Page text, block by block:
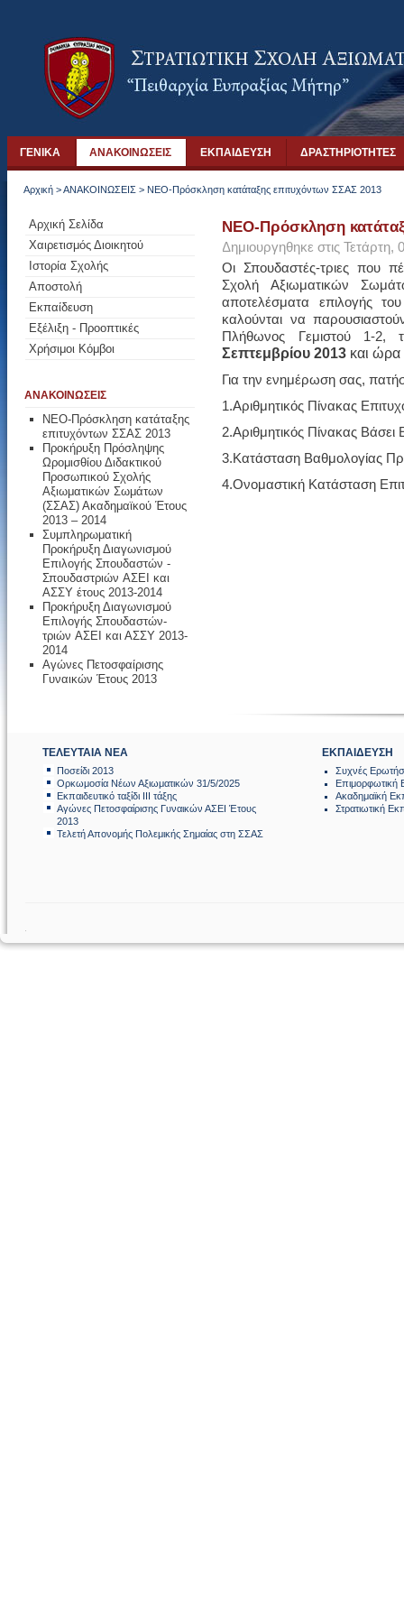
ΓΕΝΙΚΑ ΑΝΑΚΟΙΝΩΣΕΙΣ ΕΚΠΑΙΔΕΥΣΗ ΔΡΑΣΤΗΡΙΟΤΗΤΕΣ
Αρχική >ΑΝΑΚΟΙΝΩΣΕΙΣ > ΝΕΟ-Πρόσκληση κατάταξης επιτυχόντων ΣΣΑΣ 2013
Αρχική Σελίδα
Χαιρετισμός Διοικητού
Ιστορία Σχολής
Αποστολή
Εκπαίδευση
Εξέλιξη - Προοπτικές
Χρήσιμοι Κόμβοι
ΑΝΑΚΟΙΝΩΣΕΙΣ
ΝΕΟ-Πρόσκληση κατάταξης
επιτυχόντων ΣΣΑΣ 2013
Προκήρυξη Πρόσληψης
Ωρομισθίου Διδακτικού
Προσωπικού Σχολής
Αξιωματικών Σωμάτων
(ΣΣΑΣ) Ακαδημαϊκού Έτους
2013 – 2014
Συμπληρωματική
Προκήρυξη Διαγωνισμού
Επιλογής Σπουδαστών -
Σπουδαστριών AΣΕΙ και
ΑΣΣΥ έτους 2013-2014
Προκήρυξη Διαγωνισμού
Επιλογής Σπουδαστών-
τριών AΣΕΙ και ΑΣΣΥ 2013-
2014
Αγώνες Πετοσφαίρισης
Γυναικών Έτους 2013
ΝΕΟ-Πρόσκληση
Δημιουργηθηκε στις Τετάρτη,
Οι Σπουδαστές-τριες που
Σχολή Αξιωματικών
αποτελέσματα επιλογής
καλούνται να
Πλήθωνος Γεμιστού 1-2,
Σεπτεμβρίου 2013 και
Για την ενημέρωση σας,
1.Αριθμητικός Πίνακας
2.Αριθμητικός Πίνακας
3.Κατάσταση Βαθμολογίας
4.Ονομαστική Κατάσταση
ΤΕΛΕΥΤΑΙΑ ΝΕΑ
Ποσείδι 2013
Ορκωμοσία Νέων Αξιωματικών 31/5/2025
Εκπαιδευτικό ταξίδι ΙΙΙ τάξης
Αγώνες Πετοσφαίρισης Γυναικών ΑΣΕΙ Έτους
2013
Τελετή Απονομής Πολεμικής Σημαίας στη ΣΣΑΣ
ΕΚΠΑΙΔΕΥΣΗ
Συχνές
Επιμορφωτική
Ακαδημαϊκή
Στρατιωτική